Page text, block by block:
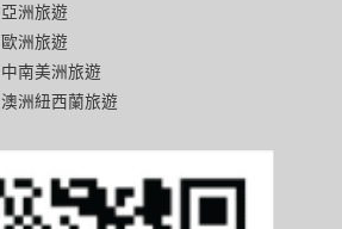
亞洲旅遊
歐洲旅遊
中南美洲旅遊
澳洲紐西蘭旅遊